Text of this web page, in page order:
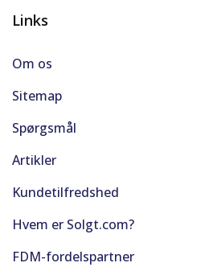
Links
Om os
Sitemap
Spørgsmål
Artikler
Kundetilfredshed
Hvem er Solgt.com?
FDM-fordelspartner